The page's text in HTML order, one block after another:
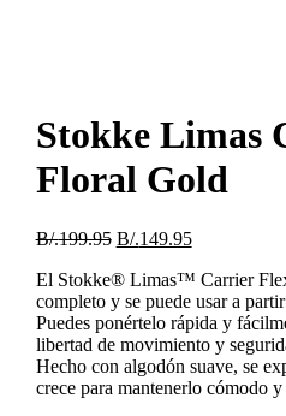
Stokke Limas
Floral Gold
B/.199.95 B/.149.95
El Stokke® Limas™ Carrier
completo y se puede usar a
Puedes ponértelo rápida y
libertad de movimiento y
Hecho con algodón suave, se
crece para mantenerlo cómodo y